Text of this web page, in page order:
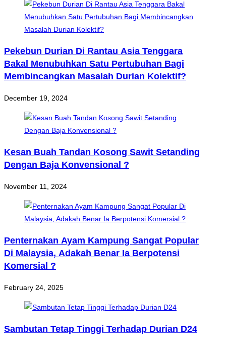
Pekebun Durian Di Rantau Asia Tenggara
Bakal Menubuhkan Satu Pertubuhan Bagi
Membincangkan Masalah Durian Kolektif?
December 19, 2024
Kesan Buah Tandan Kosong Sawit Setanding
Dengan Baja Konvensional ?
November 11, 2024
Penternakan Ayam Kampung Sangat Popular
Di Malaysia, Adakah Benar Ia Berpotensi
Komersial ?
February 24, 2025
Sambutan Tetap Tinggi Terhadap Durian D24